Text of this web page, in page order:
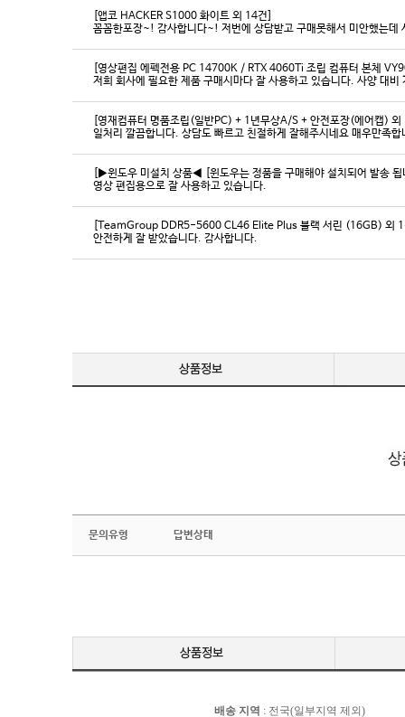
[앱코 HACKER S1000 화이트 외 14건]
꼼꼼한포장~! 감사합니다~! 저번에 상담받고 구매못해서 미안했는
[영상편집 에펙전용 PC 14700K / RTX 4060Ti 조립 컴퓨터 본체
[영재컴퓨터 명품조립(일반PC) + 1년무상A/S + 안전포장(에어캡)
일처리 깔끔합니다. 상담도 빠르고 친절하게 잘해주시네요 매우만족
[▶윈도우 미설치 상품◀ [윈도우는 정품을 구매해야 설치되어 발송
영상 편집용으로 잘 사용하고 있습니다.
[TeamGroup DDR5-5600 CL46 Elite Plus 블랙 서린 (16GB) 외
안전하게 잘 받았습니다. 감사합니다.
문의유형 답변상태
배송 지역 : 전국(일부지역 제외)